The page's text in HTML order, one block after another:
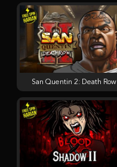
San Quentin 2: Death Row